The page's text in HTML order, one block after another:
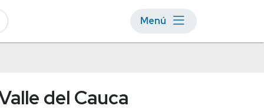
Menú
del Cauca